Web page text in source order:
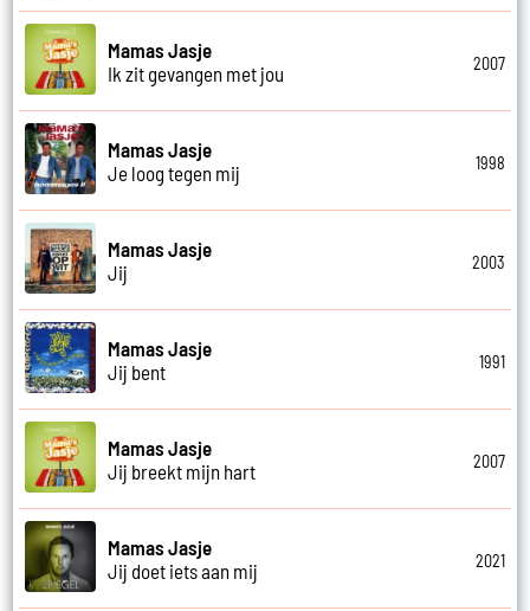
Mamas Jasje
Ik zit gevangen met jou
2007
Mamas Jasje
Je loog tegen mij
1998
Mamas Jasje
Jij
2003
Mamas Jasje
Jij bent
1991
Mamas Jasje
Jij breekt mijn hart
2007
Mamas Jasje
Jij doet iets aan mij
2021